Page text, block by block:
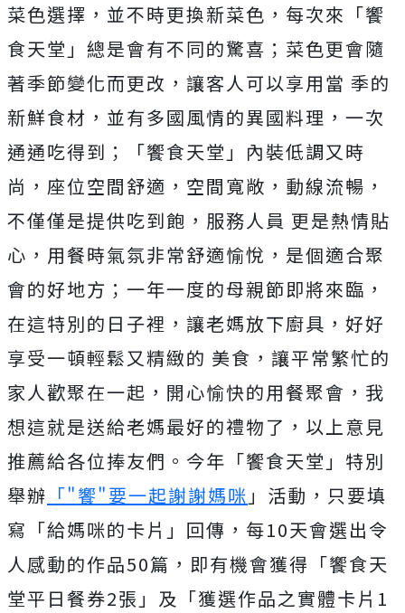
菜色選擇，並不時更換新菜色，每次來「饗
食天堂」總是會有不同的驚喜；菜色更會隨
著季節變化而更改，讓客人可以享用當 季的
新鮮食材，並有多國風情的異國料理，一次
通通吃得到；「饗食天堂」內裝低調又時
尚，座位空間舒適，空間寬敞，動線流暢，
不僅僅是提供吃到飽，服務人員 更是熱情貼
心，用餐時氣氛非常舒適愉悅，是個適合聚
會的好地方；一年一度的母親節即將來臨，
在這特別的日子裡，讓老媽放下廚具，好好
享受一頓輕鬆又精緻的 美食，讓平常繁忙的
家人歡聚在一起，開心愉快的用餐聚會，我
想這就是送給老媽最好的禮物了，以上意見
推薦給各位捧友們。今年「饗食天堂」特別
舉辦 「"饗"要一起謝謝媽咪 」活動，只要填
寫「給媽咪的卡片」回傳，每10天會選出令
人感動的作品50篇，即有機會獲得「饗食天
堂平日餐券2張」及「獲選作品之實體卡片1